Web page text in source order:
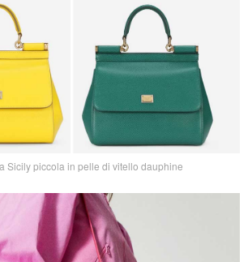
Sicily piccola in pelle di vitello dauphine